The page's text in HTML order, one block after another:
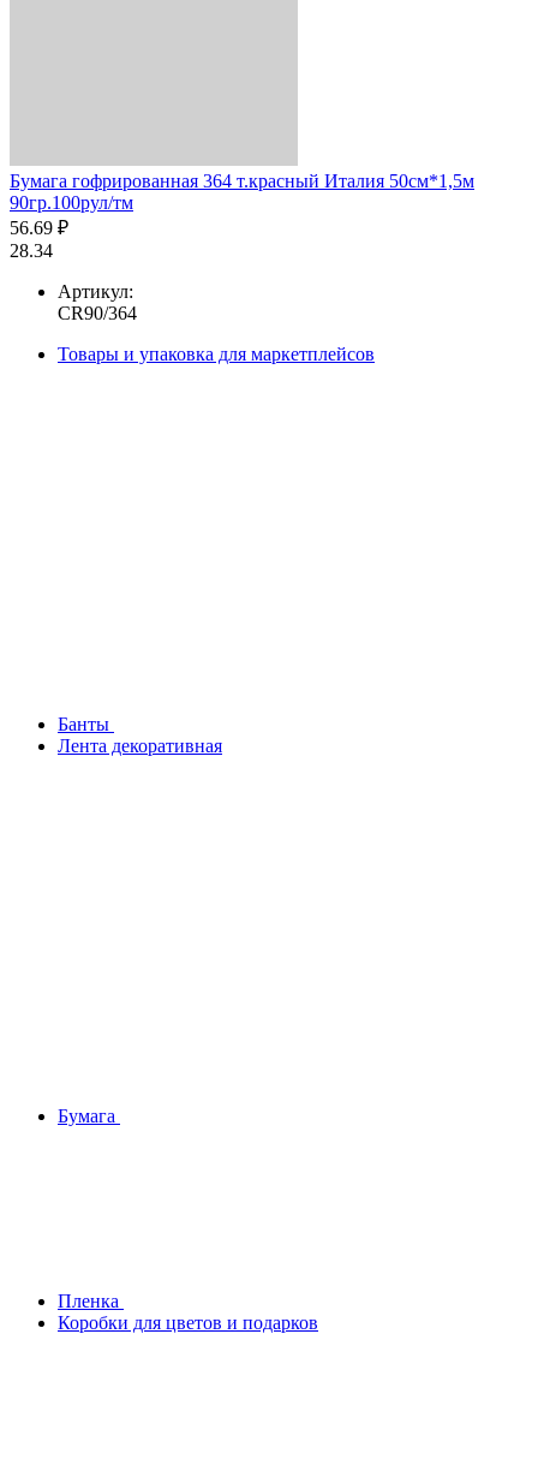
Бумага гофрированная 364 т.красный Италия 50см*1,5м
90гр.100рул/тм
56.69 ₽
28.34
Артикул:
CR90/364
Товары и упаковка для маркетплейсов
Банты
Лента декоративная
Бумага
Плeнка
Коробки для цветов и подарков